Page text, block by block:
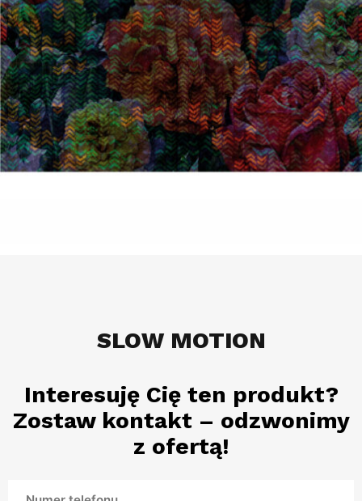
SLOW MOTION
Interesuję Cię ten produkt?
Zostaw kontakt – odzwonimy
z ofertą!